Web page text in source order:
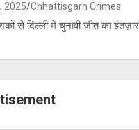
2025 Chhattisgarh Crimes
से दिल्ली में चुनावी जीत का